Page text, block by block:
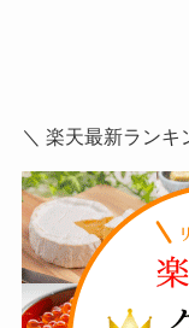
＼ 楽天最新ランキ